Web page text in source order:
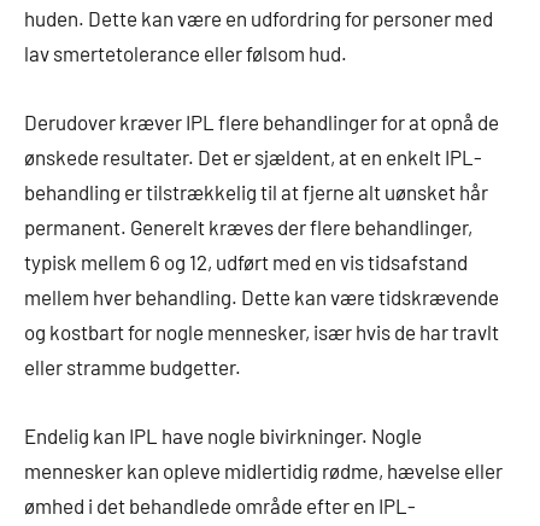
huden. Dette kan være en udfordring for personer med
lav smertetolerance eller følsom hud.
Derudover kræver IPL flere behandlinger for at opnå de
ønskede resultater. Det er sjældent, at en enkelt IPL-
behandling er tilstrækkelig til at fjerne alt uønsket hår
permanent. Generelt kræves der flere behandlinger,
typisk mellem 6 og 12, udført med en vis tidsafstand
mellem hver behandling. Dette kan være tidskrævende
og kostbart for nogle mennesker, især hvis de har travlt
eller stramme budgetter.
Endelig kan IPL have nogle bivirkninger. Nogle
mennesker kan opleve midlertidig rødme, hævelse eller
ømhed i det behandlede område efter en IPL-